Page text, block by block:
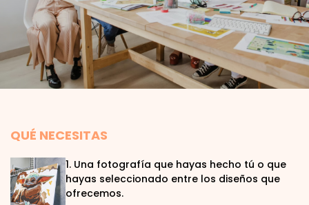
QUÉ NECESITAS
1. Una fotografía que hayas hecho tú o que
hayas seleccionado entre los diseños que
ofrecemos.